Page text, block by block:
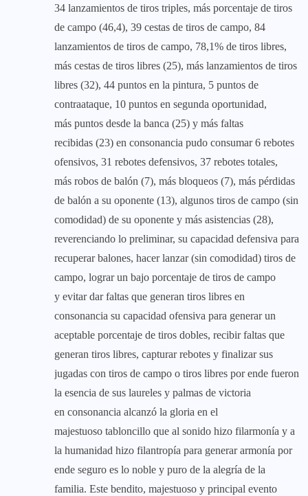
34 lanzamientos de tiros triples, más porcentaje de tiros
de campo (46,4), 39 cestas de tiros de campo, 84
lanzamientos de tiros de campo, 78,1% de tiros libres,
más cestas de tiros libres (25), más lanzamientos de tiros
libres (32), 44 puntos en la pintura, 5 puntos de
contraataque, 10 puntos en segunda oportunidad,
más puntos desde la banca (25) y más faltas
recibidas (23) en consonancia pudo consumar 6 rebotes
ofensivos, 31 rebotes defensivos, 37 rebotes totales,
más robos de balón (7), más bloqueos (7), más pérdidas
de balón a su oponente (13), algunos tiros de campo (sin
comodidad) de su oponente y más asistencias (28),
reverenciando lo preliminar, su capacidad defensiva para
recuperar balones, hacer lanzar (sin comodidad) tiros de
campo, lograr un bajo porcentaje de tiros de campo
y evitar dar faltas que generan tiros libres en
consonancia su capacidad ofensiva para generar un
aceptable porcentaje de tiros dobles, recibir faltas que
generan tiros libres, capturar rebotes y finalizar sus
jugadas con tiros de campo o tiros libres por ende fueron
la esencia de sus laureles y palmas de victoria
en consonancia alcanzó la gloria en el
majestuoso tabloncillo que al sonido hizo filarmonía y a
la humanidad hizo filantropía para generar armonía por
ende seguro es lo noble y puro de la alegría de la
familia. Este bendito, majestuoso y principal evento